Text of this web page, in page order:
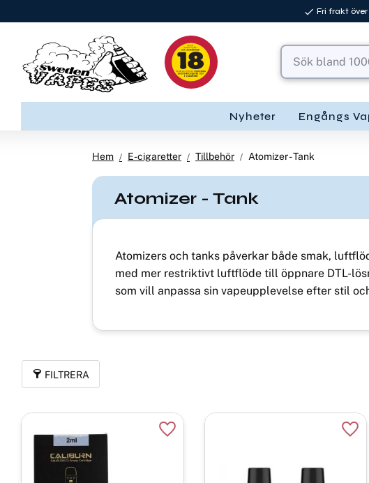
Fri frakt över
Nyheter Engångs
Hem E-cigaretter Tillbehör Atomizer - Tank
Atomizer - Tank
Atomizers och tanks påverkar både smak,
med mer restriktivt luftflöde till öppnare DTL-
som vill anpassa sin vapeupplevelse efter stil
FILTRERA
Lägg till i favoriter